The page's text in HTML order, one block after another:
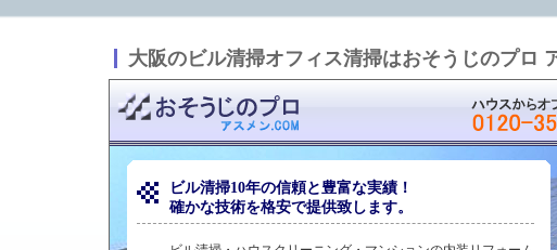
大阪のビル清掃オフィス清掃はおそうじのプロ
ビル清掃10年の信頼と豊富な実績！
確かな技術を格安で提供致します。